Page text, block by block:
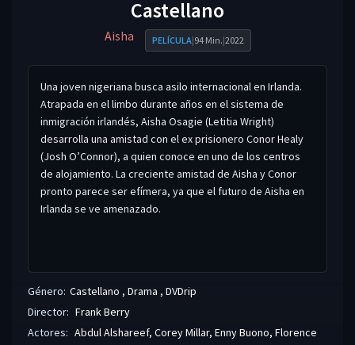
Castellano
Aisha PELÍCULA|94 Min.|2022
Una joven nigeriana busca asilo internacional en Irlanda.
Atrapada en el limbo durante años en el sistema de
inmigración irlandés, Aisha Osagie (Letitia Wright)
desarrolla una amistad con el ex prisionero Conor Healy
(Josh O’Connor), a quien conoce en uno de los centros
de alojamiento. La creciente amistad de Aisha y Conor
pronto parece ser efímera, ya que el futuro de Aisha en
Irlanda se ve amenazado.
Género: Castellano , Drama , DVDrip
Director: Frank Berry
Actores: Abdul Alshareef, Corey Millar, Enny Buono, Florence